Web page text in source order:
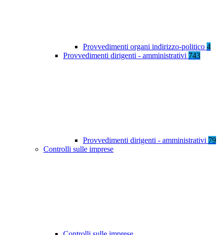
Provvedimenti organi indirizzo-politico 4
Provvedimenti dirigenti - amministrativi 743
Provvedimenti dirigenti - amministrativi 79
Controlli sulle imprese